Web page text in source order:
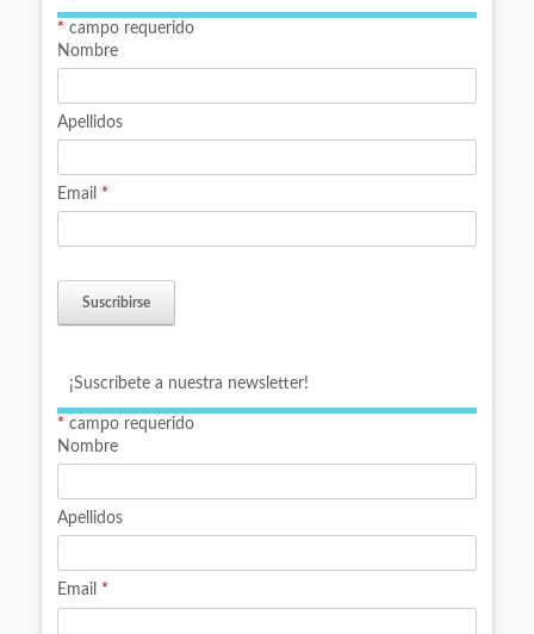
* campo requerido
Nombre
Apellidos
Email *
¡Suscríbete a nuestra newsletter!
* campo requerido
Nombre
Apellidos
Email *